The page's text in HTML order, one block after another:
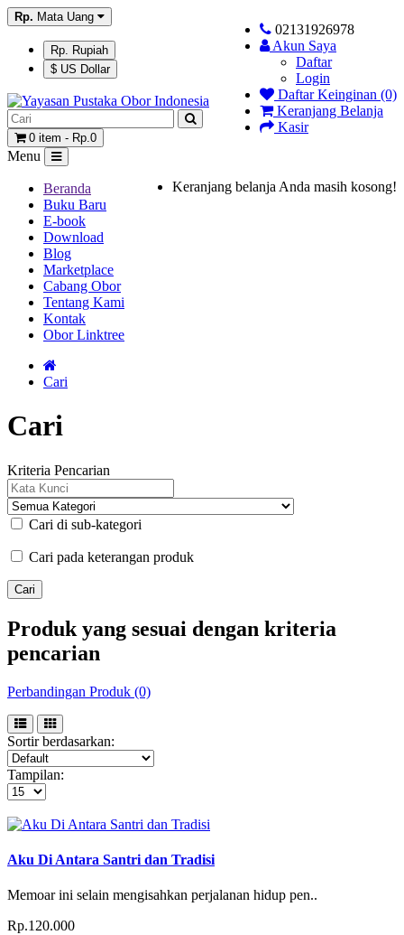
Rp. Mata Uang
Rp. Rupiah
$ US Dollar
02131926978
Akun Saya
Daftar
Login
Daftar Keinginan (0)
Keranjang Belanja
Kasir
0 item - Rp.0
Keranjang belanja Anda masih kosong!
Menu
Beranda
Buku Baru
E-book
Download
Blog
Marketplace
Cabang Obor
Tentang Kami
Kontak
Obor Linktree
Cari
Cari
Kriteria Pencarian
Cari di sub-kategori
Cari pada keterangan produk
Produk yang sesuai dengan kriteria
pencarian
Perbandingan Produk (0)
Sortir berdasarkan:
Tampilan:
Aku Di Antara Santri dan Tradisi
Memoar ini selain mengisahkan perjalanan hidup pen..
Rp.120.000